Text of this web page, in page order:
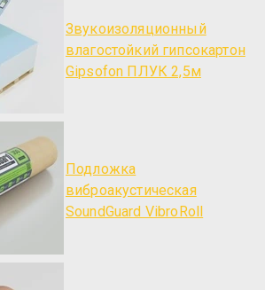
Звукоизоляционный
влагостойкий гипсокартон
Gipsofon ПЛУК 2,5м
Подложка
виброакустическая
SoundGuard VibroRoll